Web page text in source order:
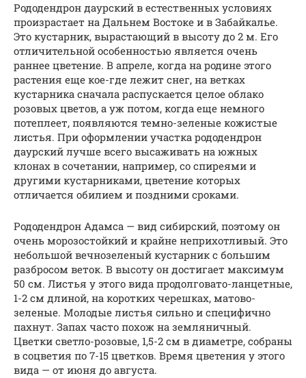
Рододендрон даурский в естественных условиях
произрастает на Дальнем Востоке и в Забайкалье.
Это кустарник, вырастающий в высоту до 2 м. Его
отличительной особенностью является очень
раннее цветение. В апреле, когда на родине этого
растения еще кое-где лежит снег, на ветках
кустарника сначала распускается целое облако
розовых цветов, а уж потом, когда еще немного
потеплеет, появляются темно-зеленые кожистые
листья. При оформлении участка рододендрон
даурский лучше всего высаживать на южных
клонах в сочетании, например, со спиреями и
другими кустарниками, цветение которых
отличается обилием и поздними сроками.
Рододендрон Адамса — вид сибирский, поэтому он
очень морозостойкий и крайне неприхотливый. Это
небольшой вечнозеленый кустарник с большим
разбросом веток. В высоту он достигает максимум
50 см. Листья у этого вида продолговато-ланцетные,
1-2 см длиной, на коротких черешках, матово-
зеленые. Молодые листья сильно и специфично
пахнут. Запах часто похож на земляничный.
Цветки светло-розовые, 1,5-2 см в диаметре, собраны
в соцветия по 7-15 цветков. Время цветения у этого
вида — от июня до августа.